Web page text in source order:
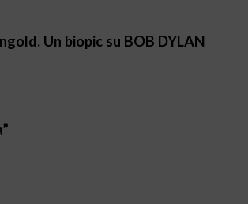
Un biopic su BOB DYLAN